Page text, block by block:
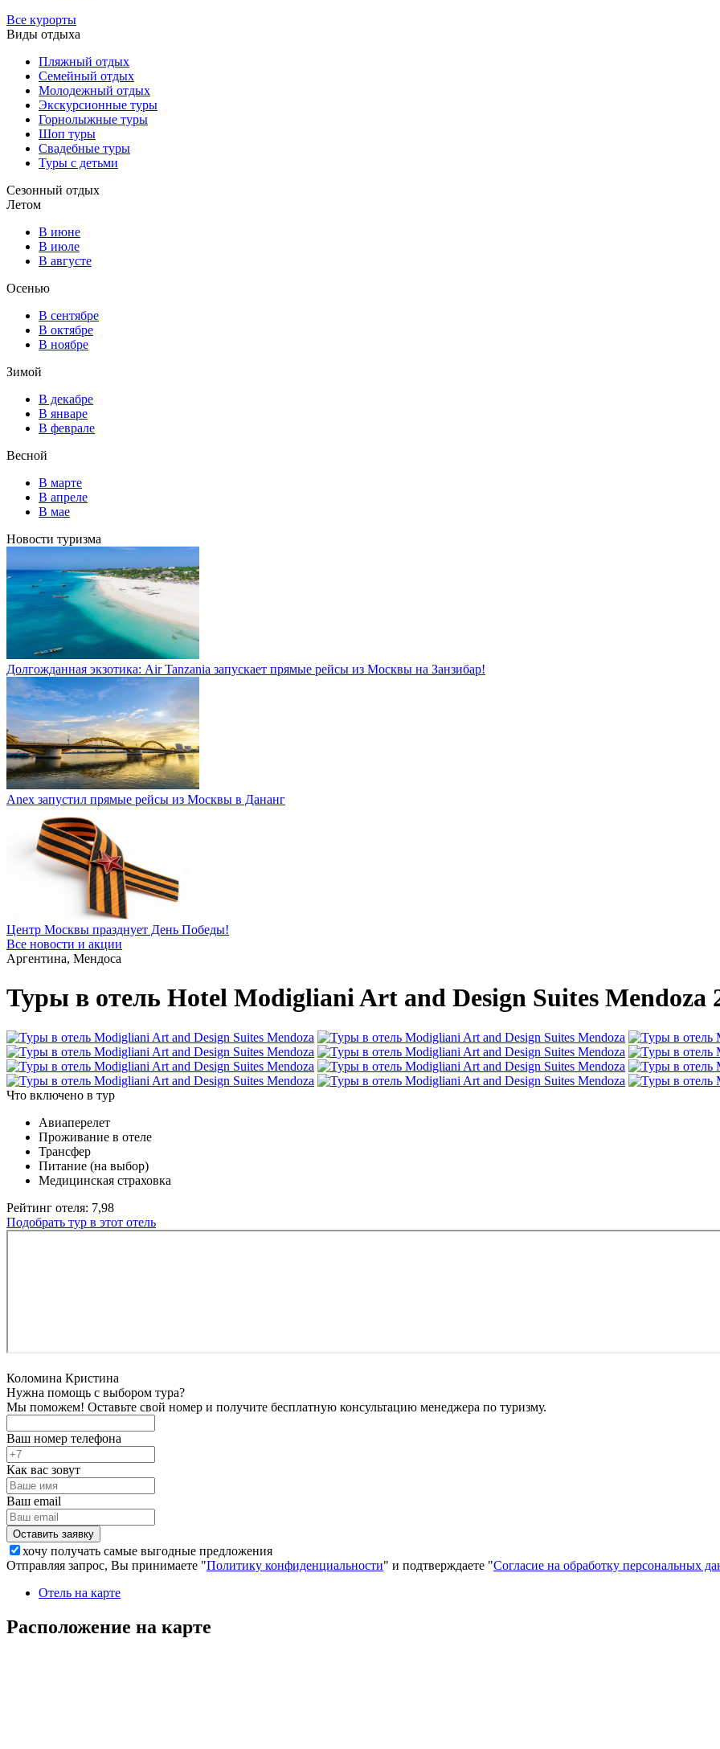
Все курорты
Виды отдыха
Пляжный отдых
Семейный отдых
Молодежный отдых
Экскурсионные туры
Горнолыжные туры
Шоп туры
Свадебные туры
Туры с детьми
Сезонный отдых
Летом
В июне
В июле
В августе
Осенью
В сентябре
В октябре
В ноябре
Зимой
В декабре
В январе
В феврале
Весной
В марте
В апреле
В мае
Новости туризма
Долгожданная экзотика: Air Tanzania запускает прямые рейсы из Москвы на Занзибар!
Anex запустил прямые рейсы из Москвы в Дананг
Центр Москвы празднует День Победы!
Все новости и акции
Аргентина, Мендоса
Туры в отель Hotel Modigliani Art and Design Suites Mendoza
Что включено в тур
Авиаперелет
Проживание в отеле
Трансфер
Питание (на выбор)
Медицинская страховка
Рейтинг отеля: 7,98
Подобрать тур в этот отель
Коломина Кристина
Нужна помощь с выбором тура?
Мы поможем! Оставьте свой номер и получите бесплатную консультацию менеджера по туризму.
Ваш номер телефона
Как вас зовут
Ваш email
хочу получать самые выгодные предложения
Отправляя запрос, Вы принимаете "Политику конфиденциальности" и подтверждаете "Согласие на обработку персональных
Отель на карте
Расположение на карте